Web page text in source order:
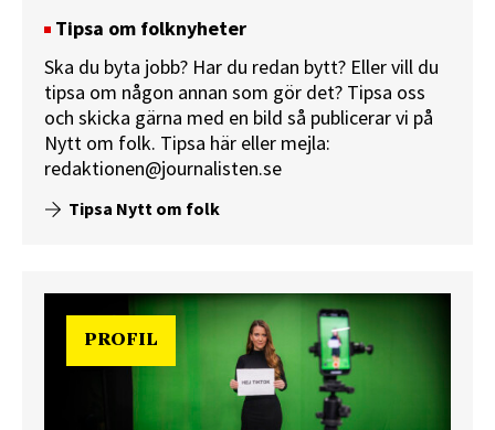
Tipsa om folknyheter
Ska du byta jobb? Har du redan bytt? Eller vill du
tipsa om någon annan som gör det? Tipsa oss
och skicka gärna med en bild så publicerar vi på
Nytt om folk. Tipsa här eller mejla:
redaktionen@journalisten.se
Tipsa Nytt om folk
PROFIL